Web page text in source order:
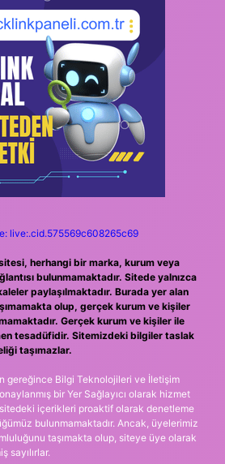
live:.cid.575569c608265c69
herhangi bir marka, kurum veya
bulunmamaktadır. Sitede yalnızca
paylaşılmaktadır. Burada yer alan
olup, gerçek kurum ve kişiler
Gerçek kurum ve kişiler ile
tesadüfidir. Sitemizdeki bilgiler taslak
taşımazlar.
gereğince Bilgi Teknolojileri ve İletişim
bir Yer Sağlayıcı olarak hizmet
içerikleri proaktif olarak denetleme
bulunmamaktadır. Ancak, üyelerimiz
taşımakta olup, siteye üye olarak
sayılırlar.